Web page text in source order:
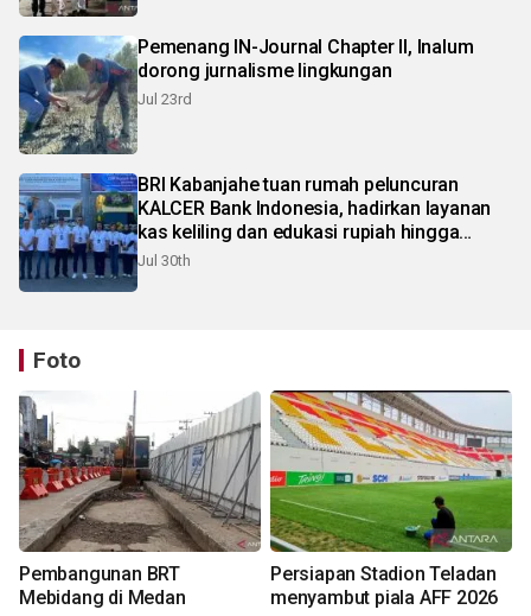
Pemenang IN-Journal Chapter II, Inalum
dorong jurnalisme lingkungan
Jul 23rd
BRI Kabanjahe tuan rumah peluncuran
KALCER Bank Indonesia, hadirkan layanan
kas keliling dan edukasi rupiah hingga
pelosok Karo
Jul 30th
Foto
Pembangunan BRT
Mebidang di Medan
Persiapan Stadion Teladan
menyambut piala AFF 2026